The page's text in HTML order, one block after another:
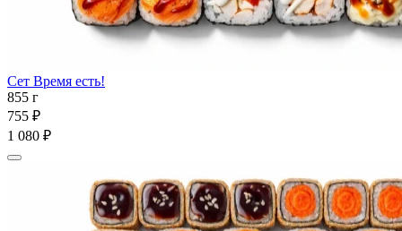
Сет Время есть!
855 г
755 ₽
1 080 ₽